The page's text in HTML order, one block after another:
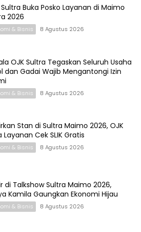
Sultra Buka Posko Layanan di Maimo
2026
& Bisnis 8 Agustus 2026
OJK Sultra Tegaskan Seluruh Usaha
dan Gadai Wajib Mengantongi Izin
& Bisnis 8 Agustus 2026
Stan di Sultra Maimo 2026, OJK
Layanan Cek SLIK Gratis
& Bisnis 8 Agustus 2026
di Talkshow Sultra Maimo 2026,
Kamila Gaungkan Ekonomi Hijau
& Bisnis 8 Agustus 2026